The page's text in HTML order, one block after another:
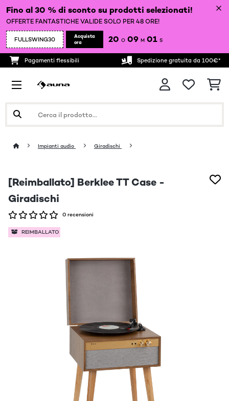
Fino al 30 % di sconto su prodotti selezionati!
OFFERTE FANTASTICHE VALIDE SOLO PER 48 ORE!
FULLSWING30
Acquista
ora
20 O 09 M 01 S
Pagamenti flessibili Spedizione gratuita da 100€*
Impianti audio Giradischi
[Reimballato] Berklee TT Case -
Giradischi
0 recensioni
REIMBALLATO